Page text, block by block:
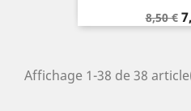
Prix
de
8,50 €
Affichage 1-38 de 38